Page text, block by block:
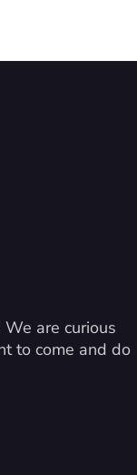
are curious
to come and do